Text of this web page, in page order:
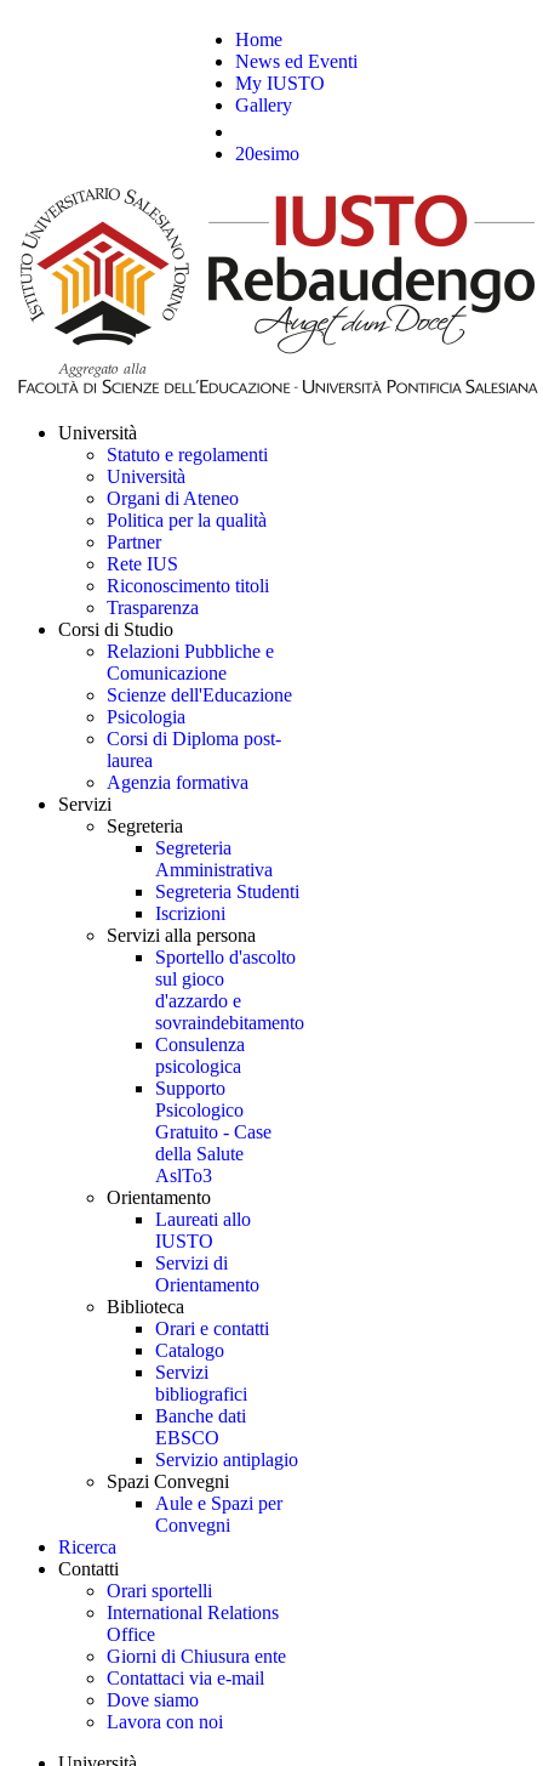
Home
News ed Eventi
My IUSTO
Gallery
20esimo
Università
Statuto e regolamenti
Università
Organi di Ateneo
Politica per la qualità
Partner
Rete IUS
Riconoscimento titoli
Trasparenza
Corsi di Studio
Relazioni Pubbliche e
Comunicazione
Scienze dell'Educazione
Psicologia
Corsi di Diploma post-
laurea
Agenzia formativa
Servizi
Segreteria
Segreteria
Amministrativa
Segreteria Studenti
Iscrizioni
Servizi alla persona
Sportello d'ascolto
sul gioco
d'azzardo e
sovraindebitamento
Consulenza
psicologica
Supporto
Psicologico
Gratuito - Case
della Salute
AslTo3
Orientamento
Laureati allo
IUSTO
Servizi di
Orientamento
Biblioteca
Orari e contatti
Catalogo
Servizi
bibliografici
Banche dati
EBSCO
Servizio antiplagio
Spazi Convegni
Aule e Spazi per
Convegni
Ricerca
Contatti
Orari sportelli
International Relations
Office
Giorni di Chiusura ente
Contattaci via e-mail
Dove siamo
Lavora con noi